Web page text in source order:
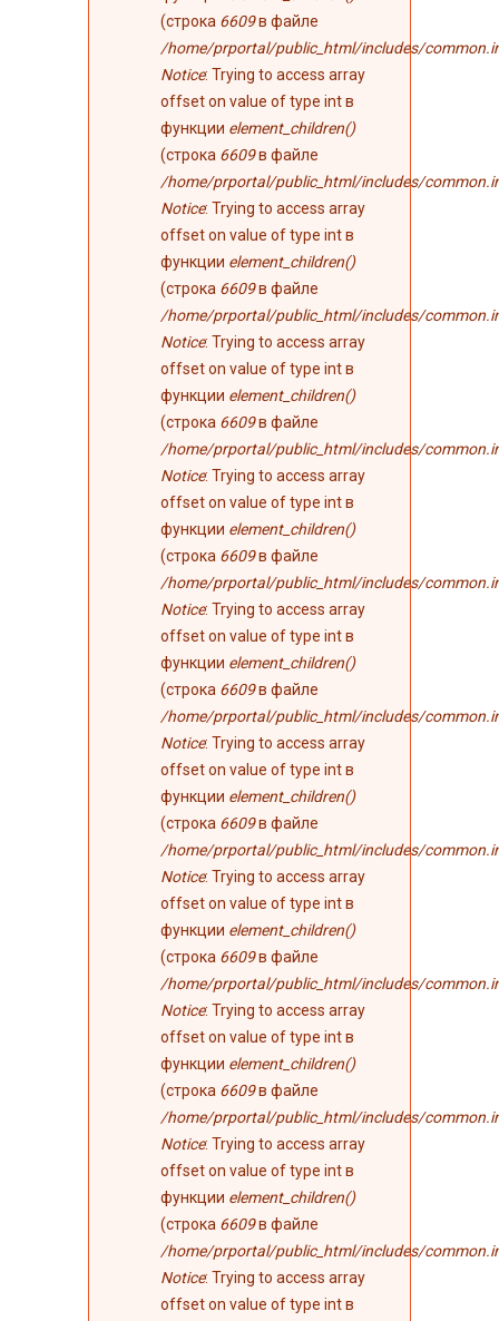
(строка 6609в файле
/home/prportal/public_html/includes/
Notice: Trying to access array
offset on value of type int в
функции element_children()
(строка 6609в файле
/home/prportal/public_html/includes/
Notice: Trying to access array
offset on value of type int в
функции element_children()
(строка 6609в файле
/home/prportal/public_html/includes/
Notice: Trying to access array
offset on value of type int в
функции element_children()
(строка 6609в файле
/home/prportal/public_html/includes/
Notice: Trying to access array
offset on value of type int в
функции element_children()
(строка 6609в файле
/home/prportal/public_html/includes/
Notice: Trying to access array
offset on value of type int в
функции element_children()
(строка 6609в файле
/home/prportal/public_html/includes/
Notice: Trying to access array
offset on value of type int в
функции element_children()
(строка 6609в файле
/home/prportal/public_html/includes/
Notice: Trying to access array
offset on value of type int в
функции element_children()
(строка 6609в файле
/home/prportal/public_html/includes/
Notice: Trying to access array
offset on value of type int в
функции element_children()
(строка 6609в файле
/home/prportal/public_html/includes/
Notice: Trying to access array
offset on value of type int в
функции element_children()
(строка 6609в файле
/home/prportal/public_html/includes/
Notice: Trying to access array
offset on value of type int в